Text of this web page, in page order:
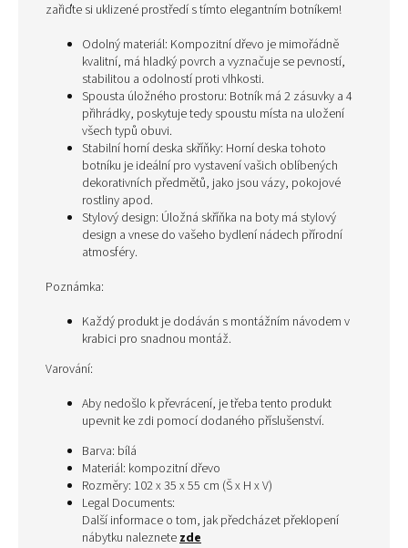
zařiďte si uklizené prostředí s tímto elegantním botníkem!
Odolný materiál: Kompozitní dřevo je mimořádně
kvalitní, má hladký povrch a vyznačuje se pevností,
stabilitou a odolností proti vlhkosti.
Spousta úložného prostoru: Botník má 2 zásuvky a 4
přihrádky, poskytuje tedy spoustu místa na uložení
všech typů obuvi.
Stabilní horní deska skříňky: Horní deska tohoto
botníku je ideální pro vystavení vašich oblíbených
dekorativních předmětů, jako jsou vázy, pokojové
rostliny apod.
Stylový design: Úložná skříňka na boty má stylový
design a vnese do vašeho bydlení nádech přírodní
atmosféry.
Poznámka:
Každý produkt je dodáván s montážním návodem v
krabici pro snadnou montáž.
Varování:
Aby nedošlo k převrácení, je třeba tento produkt
upevnit ke zdi pomocí dodaného příslušenství.
Barva: bílá
Materiál: kompozitní dřevo
Rozměry: 102 x 35 x 55 cm (Š x H x V)
Legal Documents:
Další informace o tom, jak předcházet překlopení
nábytku naleznete zde